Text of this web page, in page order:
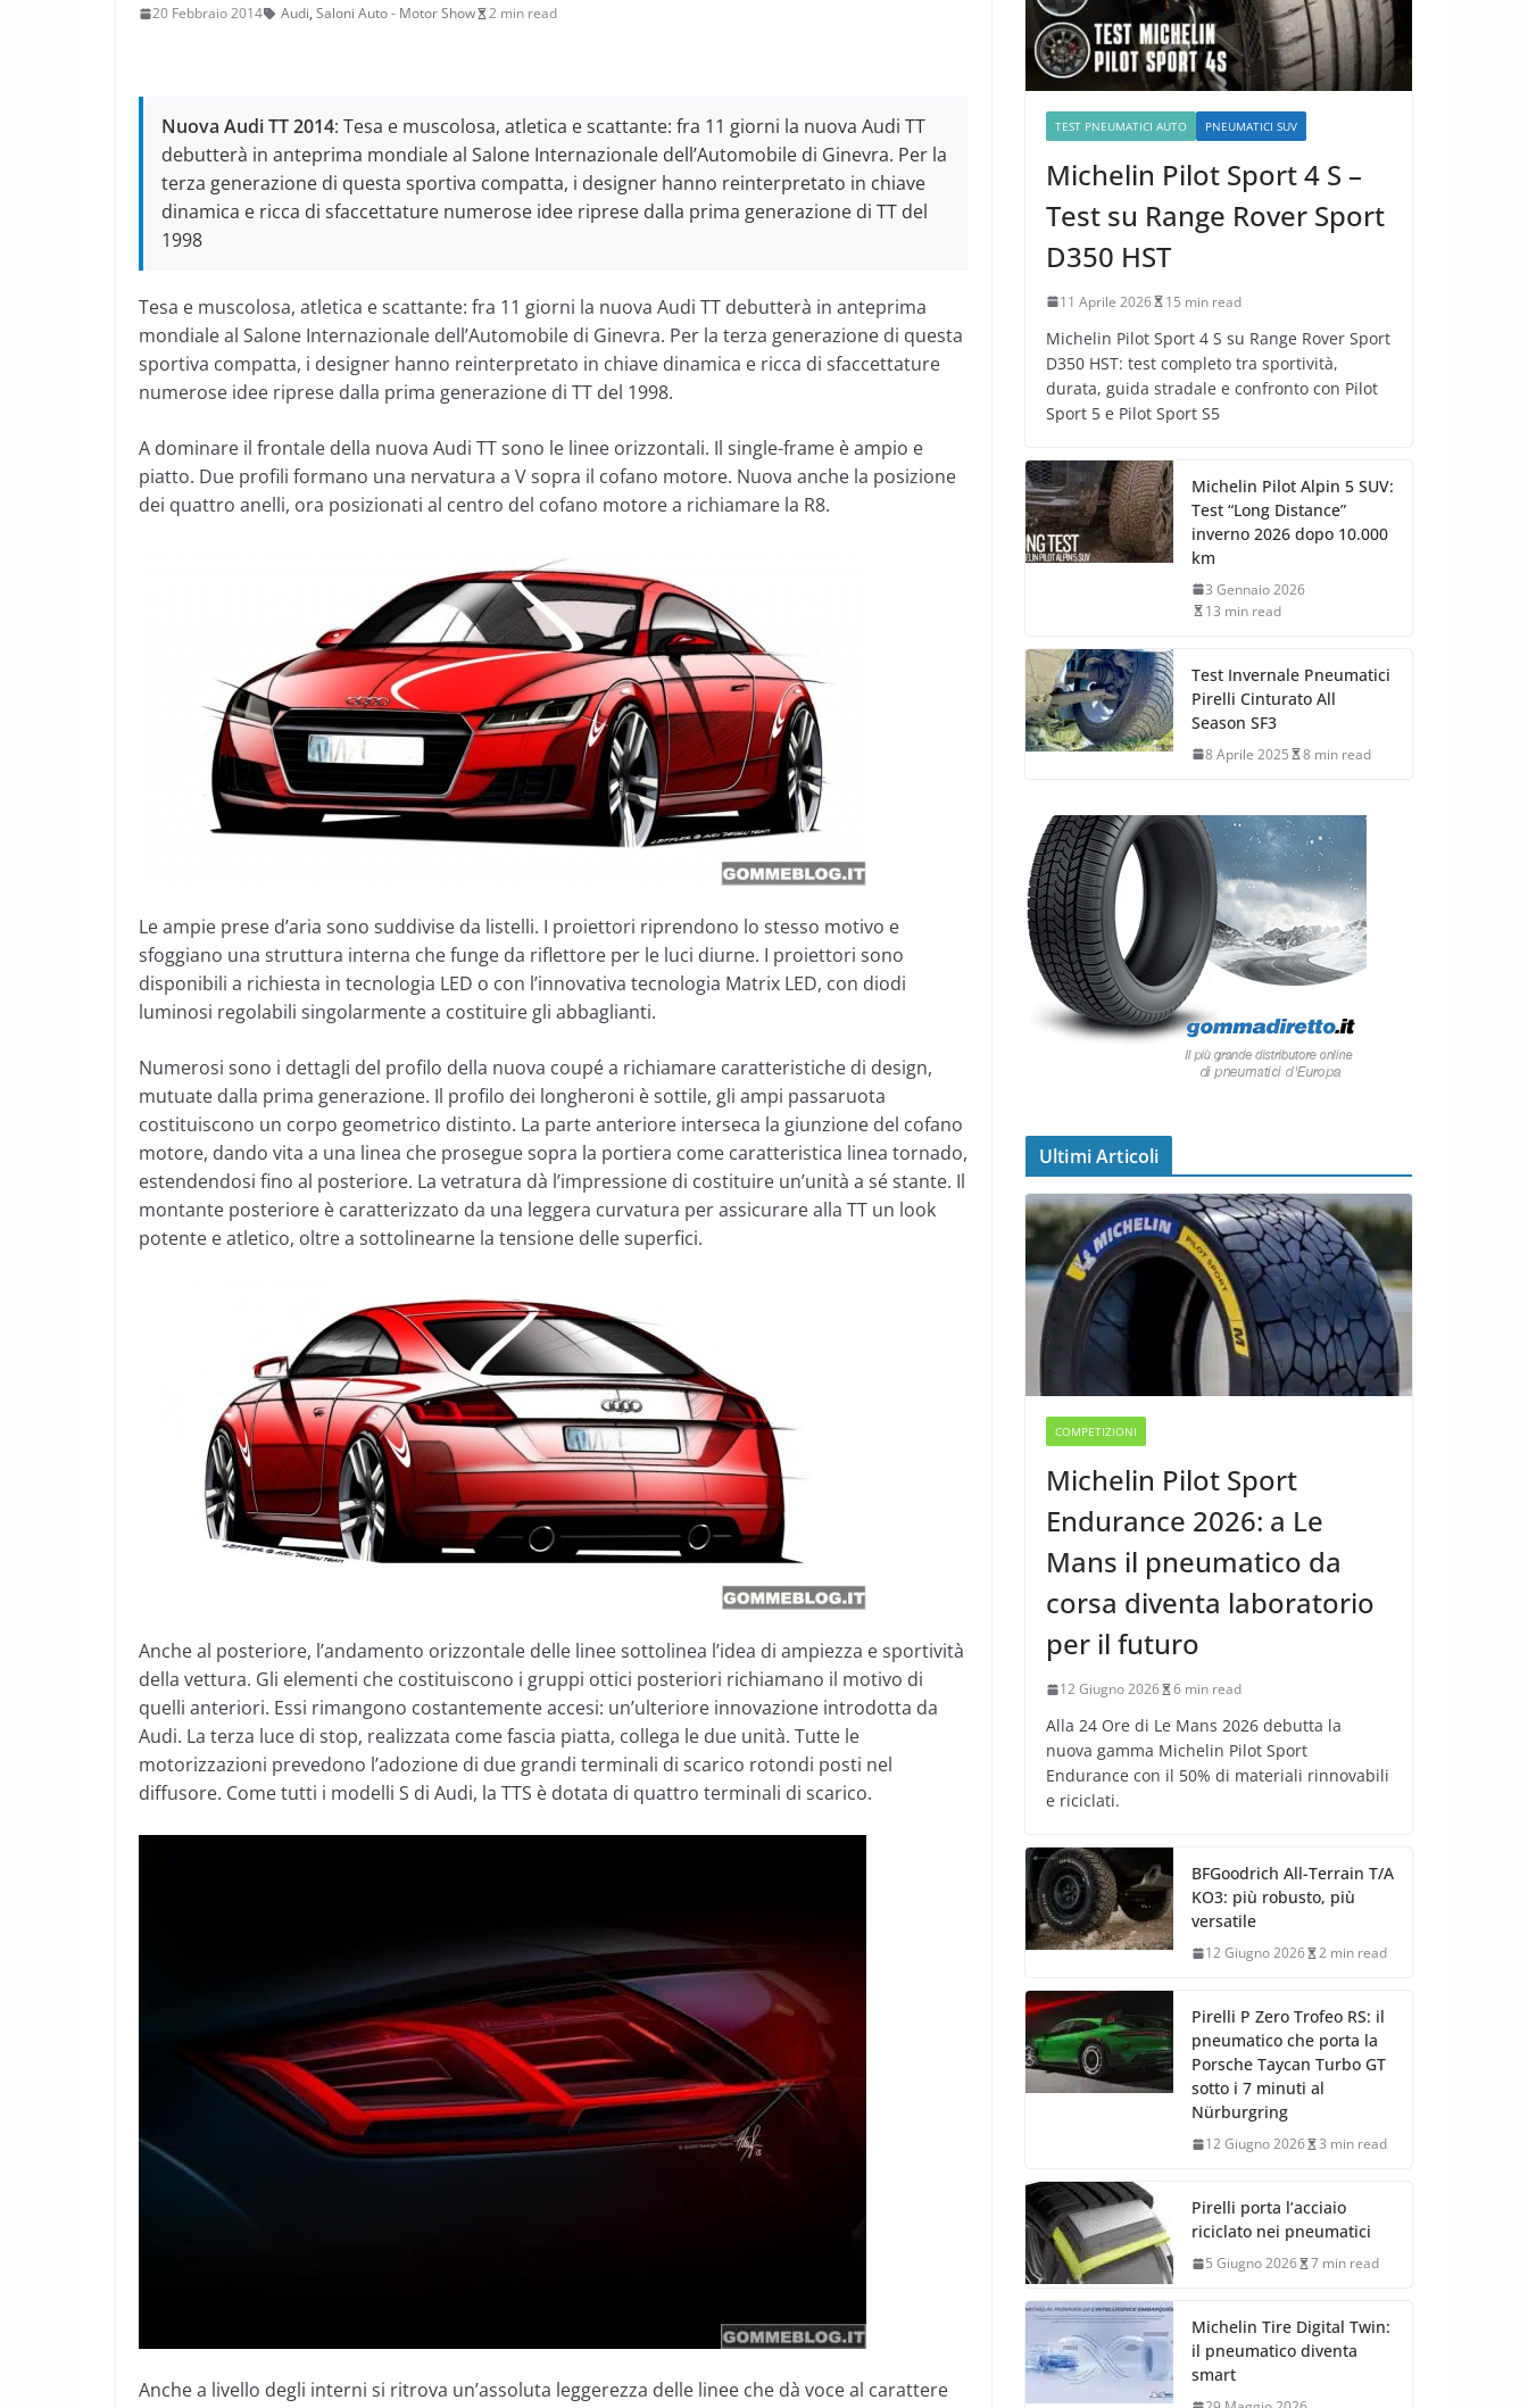
20 Febbraio 2014 Audi, Saloni Auto - Motor Show 2 min read
Nuova Audi TT 2014: Tesa e muscolosa, atletica e scattante: fra 11 giorni la nuova Audi TT
debutterà in anteprima mondiale al Salone Internazionale dell’Automobile di Ginevra. Per la
terza generazione di questa sportiva compatta, i designer hanno reinterpretato in chiave
dinamica e ricca di sfaccettature numerose idee riprese dalla prima generazione di TT del
1998
Tesa e muscolosa, atletica e scattante: fra 11 giorni la nuova Audi TT debutterà in anteprima
mondiale al Salone Internazionale dell’Automobile di Ginevra. Per la terza generazione di questa
sportiva compatta, i designer hanno reinterpretato in chiave dinamica e ricca di sfaccettature
numerose idee riprese dalla prima generazione di TT del 1998.
A dominare il frontale della nuova Audi TT sono le linee orizzontali. Il single-frame è ampio e
piatto. Due profili formano una nervatura a V sopra il cofano motore. Nuova anche la posizione
dei quattro anelli, ora posizionati al centro del cofano motore a richiamare la R8.
Le ampie prese d’aria sono suddivise da listelli. I proiettori riprendono lo stesso motivo e
sfoggiano una struttura interna che funge da riflettore per le luci diurne. I proiettori sono
disponibili a richiesta in tecnologia LED o con l’innovativa tecnologia Matrix LED, con diodi
luminosi regolabili singolarmente a costituire gli abbaglianti.
Numerosi sono i dettagli del profilo della nuova coupé a richiamare caratteristiche di design,
mutuate dalla prima generazione. Il profilo dei longheroni è sottile, gli ampi passaruota
costituiscono un corpo geometrico distinto. La parte anteriore interseca la giunzione del cofano
motore, dando vita a una linea che prosegue sopra la portiera come caratteristica linea tornado,
estendendosi fino al posteriore. La vetratura dà l’impressione di costituire un’unità a sé stante. Il
montante posteriore è caratterizzato da una leggera curvatura per assicurare alla TT un look
potente e atletico, oltre a sottolinearne la tensione delle superfici.
Anche al posteriore, l’andamento orizzontale delle linee sottolinea l’idea di ampiezza e sportività
della vettura. Gli elementi che costituiscono i gruppi ottici posteriori richiamano il motivo di
quelli anteriori. Essi rimangono costantemente accesi: un’ulteriore innovazione introdotta da
Audi. La terza luce di stop, realizzata come fascia piatta, collega le due unità. Tutte le
motorizzazioni prevedono l’adozione di due grandi terminali di scarico rotondi posti nel
diffusore. Come tutti i modelli S di Audi, la TTS è dotata di quattro terminali di scarico.
Anche a livello degli interni si ritrova un’assoluta leggerezza delle linee che dà voce al carattere
TEST PNEUMATICI AUTO PNEUMATICI SUV
Michelin Pilot Sport 4 S –
Test su Range Rover Sport
D350 HST
11 Aprile 2026 15 min read
Michelin Pilot Sport 4 S su Range Rover Sport
D350 HST: test completo tra sportività,
durata, guida stradale e confronto con Pilot
Sport 5 e Pilot Sport S5
Michelin Pilot Alpin 5 SUV:
Test “Long Distance”
inverno 2026 dopo 10.000
km
3 Gennaio 2026
13 min read
Test Invernale Pneumatici
Pirelli Cinturato All
Season SF3
8 Aprile 2025 8 min read
Ultimi Articoli
COMPETIZIONI
Michelin Pilot Sport
Endurance 2026: a Le
Mans il pneumatico da
corsa diventa laboratorio
per il futuro
12 Giugno 2026 6 min read
Alla 24 Ore di Le Mans 2026 debutta la
nuova gamma Michelin Pilot Sport
Endurance con il 50% di materiali rinnovabili
e riciclati.
BFGoodrich All-Terrain T/A
KO3: più robusto, più
versatile
12 Giugno 2026 2 min read
Pirelli P Zero Trofeo RS: il
pneumatico che porta la
Porsche Taycan Turbo GT
sotto i 7 minuti al
Nürburgring
12 Giugno 2026 3 min read
Pirelli porta l’acciaio
riciclato nei pneumatici
5 Giugno 2026 7 min read
Michelin Tire Digital Twin:
il pneumatico diventa
smart